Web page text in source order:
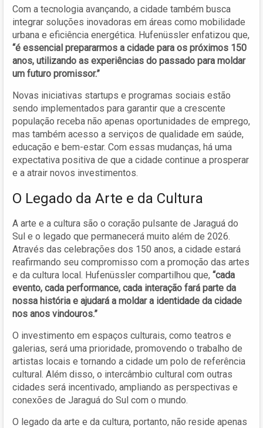
Com a tecnologia avançando, a cidade também busca
integrar soluções inovadoras em áreas como mobilidade
urbana e eficiência energética. Hufenüssler enfatizou que,
“é essencial prepararmos a cidade para os próximos 150
anos, utilizando as experiências do passado para moldar
um futuro promissor.”
Novas iniciativas startups e programas sociais estão
sendo implementados para garantir que a crescente
população receba não apenas oportunidades de emprego,
mas também acesso a serviços de qualidade em saúde,
educação e bem-estar. Com essas mudanças, há uma
expectativa positiva de que a cidade continue a prosperar
e a atrair novos investimentos.
O Legado da Arte e da Cultura
A arte e a cultura são o coração pulsante de Jaraguá do
Sul e o legado que permanecerá muito além de 2026.
Através das celebrações dos 150 anos, a cidade estará
reafirmando seu compromisso com a promoção das artes
e da cultura local. Hufenüssler compartilhou que, “cada
evento, cada performance, cada interação fará parte da
nossa história e ajudará a moldar a identidade da cidade
nos anos vindouros.”
O investimento em espaços culturais, como teatros e
galerias, será uma prioridade, promovendo o trabalho de
artistas locais e tornando a cidade um polo de referência
cultural. Além disso, o intercâmbio cultural com outras
cidades será incentivado, ampliando as perspectivas e
conexões de Jaraguá do Sul com o mundo.
O legado da arte e da cultura, portanto, não reside apenas